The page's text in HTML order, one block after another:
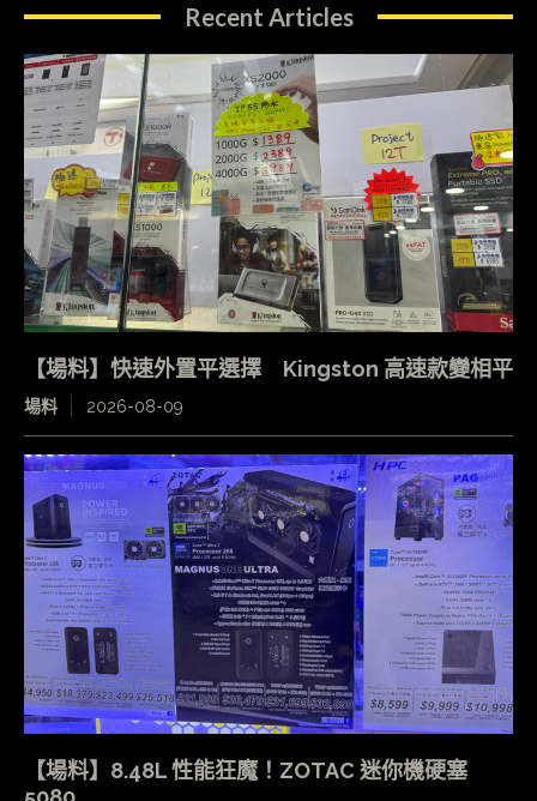
Recent Articles
【場料】快速外置平選擇 Kingston 高速款變相平
場料 2026-08-09
【場料】8.48L 性能狂魔！ZOTAC 迷你機硬塞